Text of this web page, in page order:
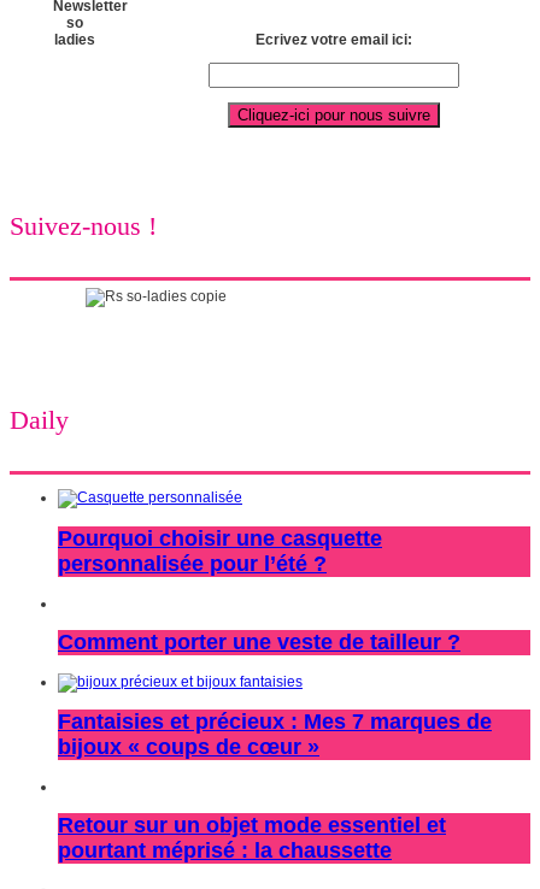
Ecrivez votre email ici:
Suivez-nous !
Daily
Pourquoi choisir une casquette
personnalisée pour l’été ?
Comment porter une veste de tailleur ?
Fantaisies et précieux : Mes 7 marques de
bijoux « coups de cœur »
Retour sur un objet mode essentiel et
pourtant méprisé : la chaussette